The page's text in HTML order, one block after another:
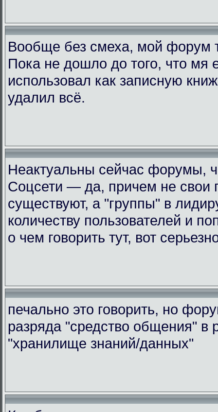
Вообще без смеха, мой форум
Пока не дошло до того, что мя
использовал как записную
удалил всё.
Неактуальны сейчас форумы,
Соцсети — да, причем не свои
существуют, а "группы" в
количеству пользователей и
о чем говорить тут, вот
печально это говорить, но
разряда "средство общения" в
"хранилище знаний/данных"